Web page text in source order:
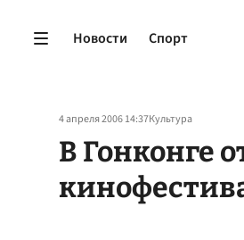
Новости Спорт
4 апреля 2006 14:37Культура
В Гонконге